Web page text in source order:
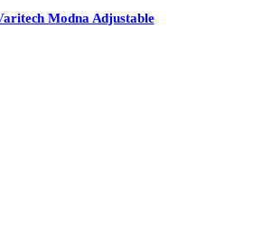
Modna Adjustable